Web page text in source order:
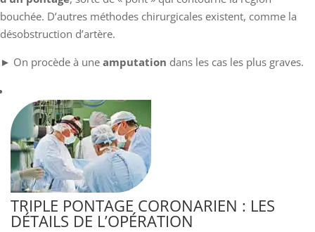
bouchée. D’autres méthodes chirurgicales existent, comme la
désobstruction d’artère.
► On procède à une amputation dans les cas les plus graves.
TRIPLE PONTAGE CORONARIEN : LES
DÉTAILS DE L’OPÉRATION